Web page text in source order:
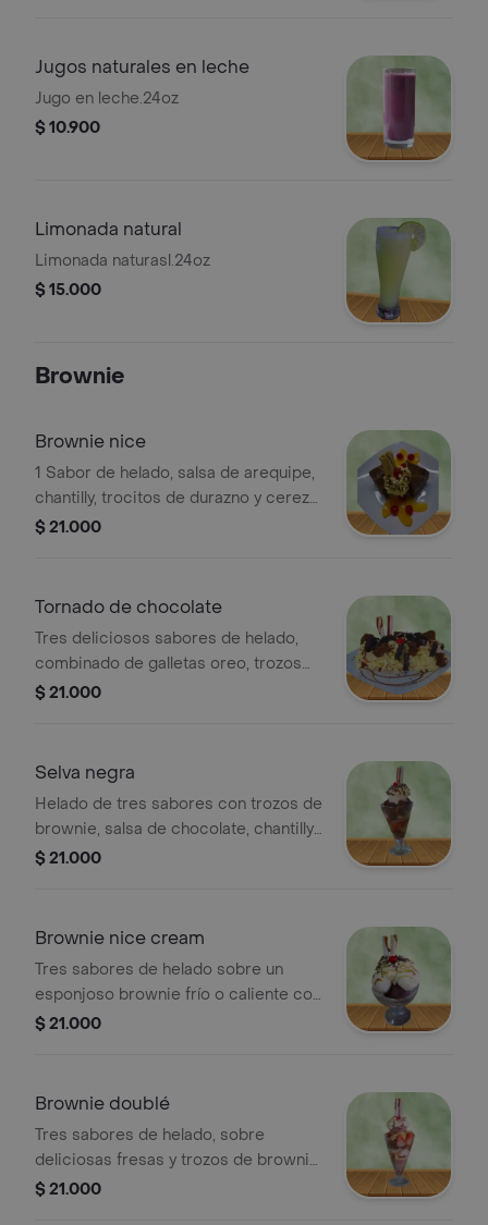
Jugos naturales en leche
Jugo en leche.24oz
$ 10.900
Limonada natural
Limonada naturasl.24oz
$ 15.000
Brownie
Brownie nice
1 Sabor de helado, salsa de arequipe,
chantilly, trocitos de durazno y cereza.
pídelo caliente o frío.12oz
$ 21.000
Tornado de chocolate
Tres deliciosos sabores de helado,
combinado de galletas oreo, trozos
de brownie, chantilly, rociado de milo,
$ 21.000
Selva negra
Helado de tres sabores con trozos de
brownie, salsa de chocolate, chantilly
y lluvia de chocolate. Presentación de
$ 21.000
Brownie nice cream
Tres sabores de helado sobre un
esponjoso brownie frío o caliente con
salsa de chocolate, chantilly y
$ 21.000
Brownie doublé
Tres sabores de helado, sobre
deliciosas fresas y trozos de brownie,
salsa de chocolate, chantilly y
$ 21.000